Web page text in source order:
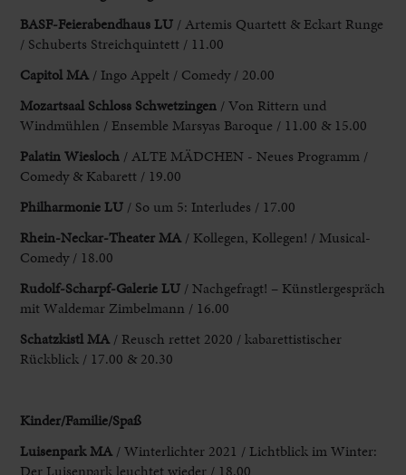
BASF-Feierabendhaus LU / Artemis Quartett & Eckart Runge
/ Schuberts Streichquintett / 11.00
Capitol MA / Ingo Appelt / Comedy / 20.00
Mozartsaal Schloss Schwetzingen / Von Rittern und
Windmühlen / Ensemble Marsyas Baroque / 11.00 & 15.00
Palatin Wiesloch / ALTE MÄDCHEN - Neues Programm /
Comedy & Kabarett / 19.00
Philharmonie LU / So um 5: Interludes / 17.00
Rhein-Neckar-Theater MA / Kollegen, Kollegen! / Musical-
Comedy / 18.00
Rudolf-Scharpf-Galerie LU / Nachgefragt! – Künstlergespräch
mit Waldemar Zimbelmann / 16.00
Schatzkistl MA / Reusch rettet 2020 / kabarettistischer
Rückblick / 17.00 & 20.30
Kinder/Familie/Spaß
Luisenpark MA / Winterlichter 2021 / Lichtblick im Winter: